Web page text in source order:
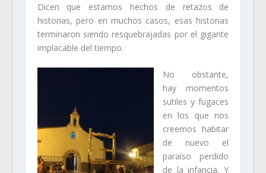
Dicen que estamos hechos de retazos de
historias, pero en muchos casos, esas historias
terminaron siendo resquebrajadas por el gigante
implacable del tiempo.
No obstante,
hay momentos
sutiles y fugaces
en los que nos
creemos habitar
de nuevo el
paraíso perdido
de la infancia. Y